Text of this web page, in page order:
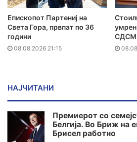
Епископот Партениј на
Света Гора, првпат по 36
години
08.08.2026 21:15
СДСМ
НАЈЧИТАНИ
Премиерот со
Белгија. Во Бриж на
Брисел работно